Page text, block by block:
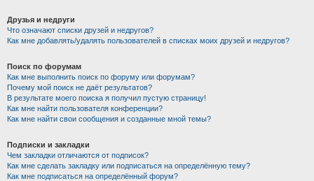
Друзья и недруги
Что означают списки друзей и недругов?
Как мне добавлять/удалять пользователей в списках моих друзей и недругов?
Поиск по форумам
Как мне выполнить поиск по форуму или форумам?
Почему мой поиск не даёт результатов?
В результате моего поиска я получил пустую страницу!
Как мне найти пользователя конференции?
Как мне найти свои сообщения и созданные мной темы?
Подписки и закладки
Чем закладки отличаются от подписок?
Как мне сделать закладку или подписаться на определённую тему?
Как мне подписаться на определённый форум?